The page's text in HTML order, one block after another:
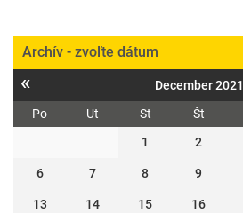
Archív - zvoľte dátum
« December 2021
Po Ut St Št
1
2
6 7 8 9
13 14 15 16